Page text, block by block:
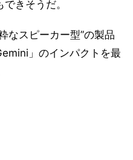
きそうだ。
なスピーカー型”の製品
」のインパクトを最